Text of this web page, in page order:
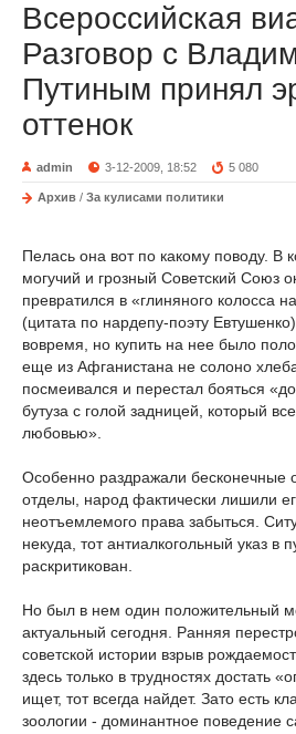
Всероссийская
Разговор с
Путиным принял
оттенок
admin 3-12-2009, 18:52 5 080
Архив / За кулисами политики
Пелась она вот по какому поводу. В
могучий и грозный Советский Союз
превратился в «глиняного колосса
(цитата по нардепу-поэту
вовремя, но купить на нее было
еще из Афганистана не солоно
посмеивался и перестал бояться
бутуза с голой задницей, который
любовью».
Особенно раздражали бесконечные
отделы, народ фактически лишили
неотъемлемого права забыться.
некуда, тот антиалкогольный указ в
раскритикован.
Но был в нем один положительный
актуальный сегодня. Ранняя
советской истории взрыв
здесь только в трудностях достать
ищет, тот всегда найдет. Зато есть
зоологии - доминантное поведение